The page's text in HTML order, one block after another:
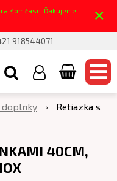
čase. Ďakujeme
×
918544071
doplnky
Retiazka s
40CM,